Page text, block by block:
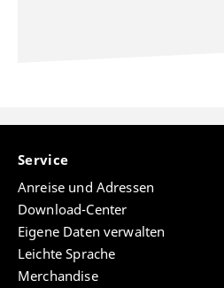
Service
Anreise und Adressen
Download-Center
Eigene Daten verwalten
Leichte Sprache
Merchandise